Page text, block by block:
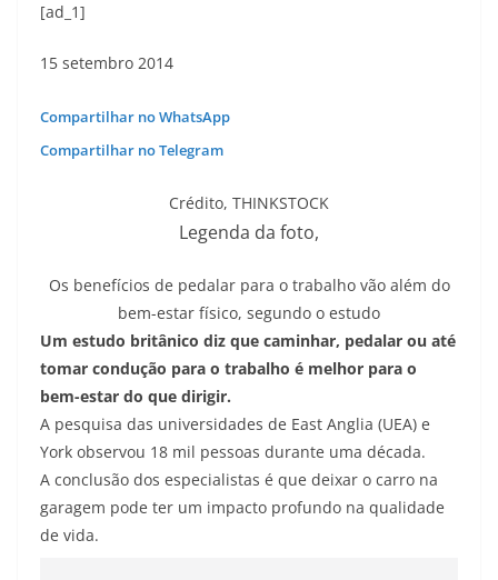
[ad_1]
15 setembro 2014
Compartilhar no WhatsApp
Compartilhar no Telegram
Crédito, THINKSTOCK
Legenda da foto,
Os benefícios de pedalar para o trabalho vão além do
bem-estar físico, segundo o estudo
Um estudo britânico diz que caminhar, pedalar ou até
tomar condução para o trabalho é melhor para o
bem-estar do que dirigir.
A pesquisa das universidades de East Anglia (UEA) e
York observou 18 mil pessoas durante uma década.
A conclusão dos especialistas é que deixar o carro na
garagem pode ter um impacto profundo na qualidade
de vida.